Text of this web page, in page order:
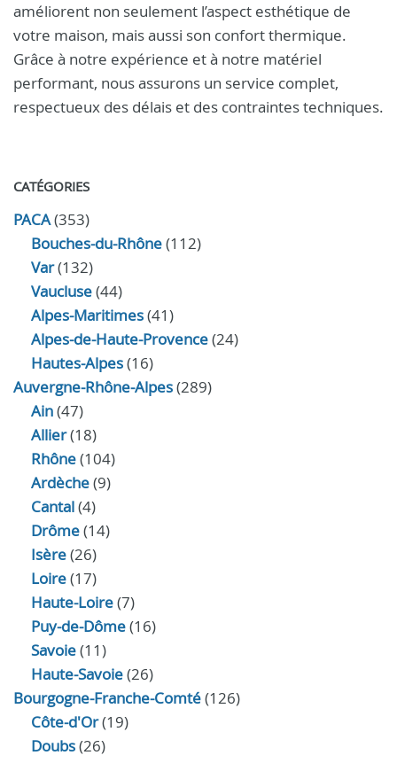
améliorent non seulement l’aspect esthétique de
votre maison, mais aussi son confort thermique.
Grâce à notre expérience et à notre matériel
performant, nous assurons un service complet,
respectueux des délais et des contraintes techniques.
CATÉGORIES
PACA(353)
Bouches-du-Rhône(112)
Var(132)
Vaucluse(44)
Alpes-Maritimes(41)
Alpes-de-Haute-Provence(24)
Hautes-Alpes(16)
Auvergne-Rhône-Alpes(289)
Ain(47)
Allier(18)
Rhône(104)
Ardèche(9)
Cantal(4)
Drôme(14)
Isère(26)
Loire(17)
Haute-Loire(7)
Puy-de-Dôme(16)
Savoie(11)
Haute-Savoie(26)
Bourgogne-Franche-Comté(126)
Côte-d'Or(19)
Doubs(26)